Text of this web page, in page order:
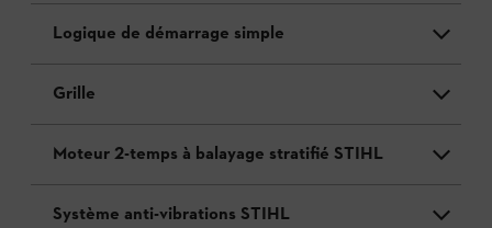
Logique de démarrage simple
Grille
Moteur 2-temps à balayage stratifié STIHL
Système anti-vibrations STIHL